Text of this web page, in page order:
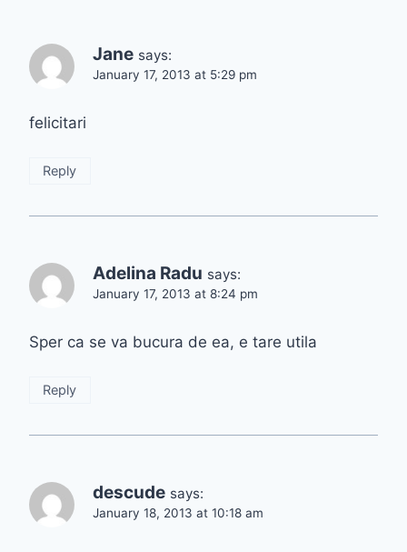
Jane says:
January 17, 2013 at 5:29 pm
felicitari
Reply
Adelina Radu says:
January 17, 2013 at 8:24 pm
Sper ca se va bucura de ea, e tare utila
Reply
descude says:
January 18, 2013 at 10:18 am